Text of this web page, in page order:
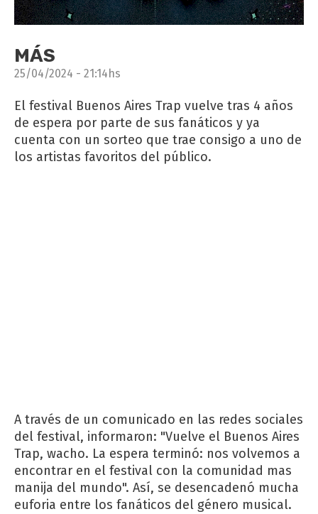
MÁS
25/04/2024 - 21:14hs
El festival Buenos Aires Trap vuelve tras 4 años
de espera por parte de sus fanáticos y ya
cuenta con un sorteo que trae consigo a uno de
los artistas favoritos del público.
A través de un comunicado en las redes sociales
del festival, informaron: "Vuelve el Buenos Aires
Trap, wacho. La espera terminó: nos volvemos a
encontrar en el festival con la comunidad mas
manija del mundo". Así, se desencadenó mucha
euforia entre los fanáticos del género musical.